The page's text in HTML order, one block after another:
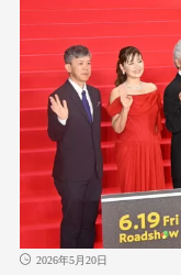
2026年5月20日